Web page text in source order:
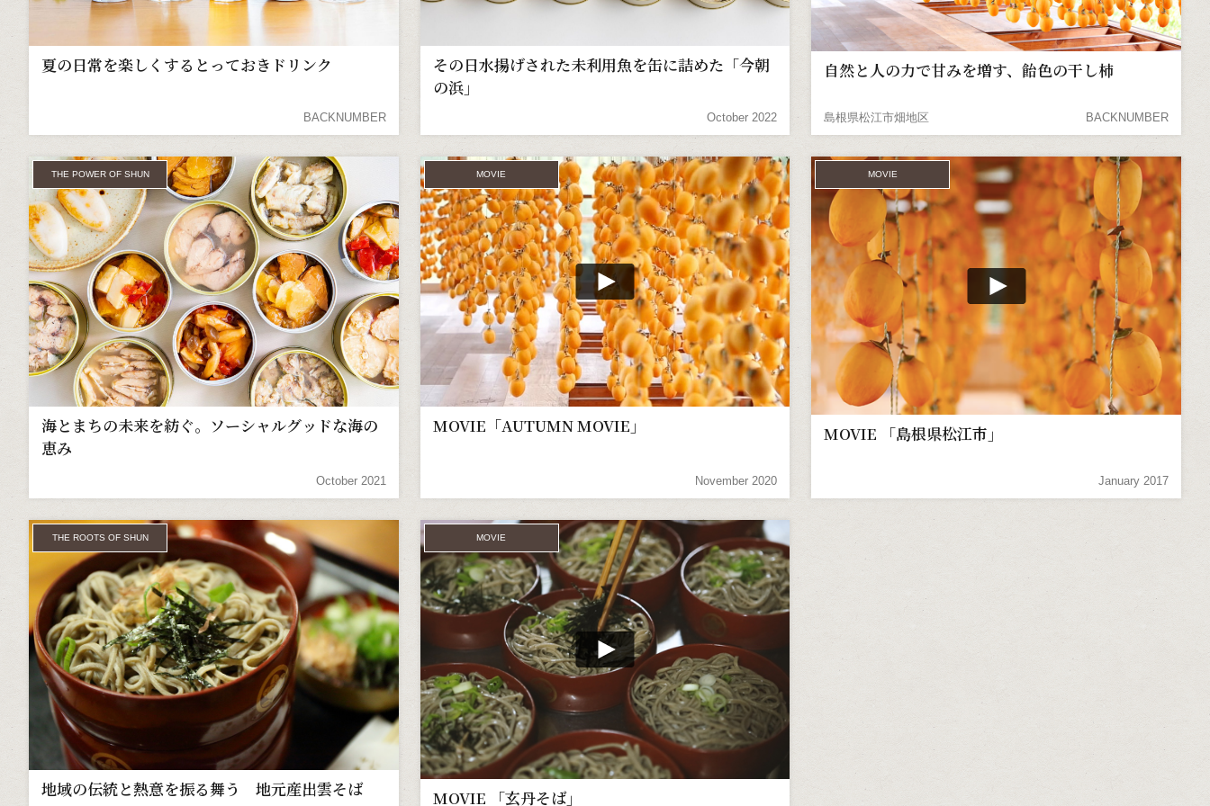
夏の日常を楽しくするとっておきドリンク
BACKNUMBER
その日水揚げされた未利用魚を缶に詰めた「今朝
の浜」
October 2022
自然と人の力で甘みを増す、飴色の干し柿
島根県松江市畑地区 BACKNUMBER
THE POWER OF SHUN
海とまちの未来を紡ぐ。ソーシャルグッドな海の
恵み
October 2021
MOVIE
MOVIE「AUTUMN MOVIE」
November 2020
MOVIE
MOVIE 「島根県松江市」
January 2017
THE ROOTS OF SHUN
地域の伝統と熱意を振る舞う 地元産出雲そば
MOVIE
MOVIE 「玄丹そば」